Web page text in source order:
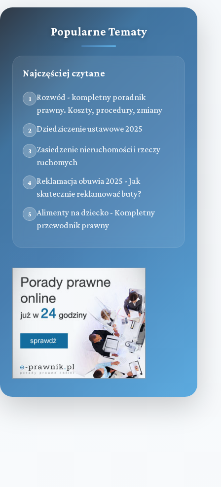
Popularne Tematy
Najczęściej czytane
1
Rozwód - kompletny poradnik
prawny. Koszty, procedury, zmiany
2 Dziedziczenie ustawowe 2025
3
Zasiedzenie nieruchomości i rzeczy
ruchomych
4
Reklamacja obuwia 2025 - Jak
skutecznie reklamować buty?
5
Alimenty na dziecko - Kompletny
przewodnik prawny